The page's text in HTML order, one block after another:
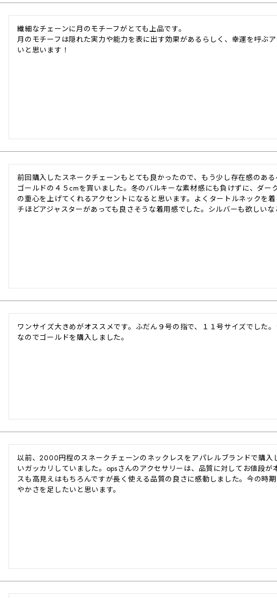
繊細なチェーンに月のモチーフがとても上品です。
月のモチーフは隠れた実力や能力を表に出す効果があるらしく、幸運を呼ぶ
いと思います！
前回購入したスネークチェーンもとても良かったので、もう少し存在感のあ
ゴールドの４５cmを買いました。冬のバルキーな素材感にも負けずに、ダー
の重心を上げてくれるアクセントになると思います。よくタートルネックを
チほどアジャスターがあっても良さそうな着用感でした。シルバーも欲しいな
ワンサイズ大きめがオススメです。ふだん９号の指で、１１号サイズでした
なのでゴールドを購入しました。
以前、2000円程のスネークチェーンのネックレスをアパレルブランドで購入
いガッカリしていました。opsさんのアクセサリーは、品質に対してお値段
スも高見えはもちろんですが長く使える品質の良さに感動しました。今の時
やかさを足したいと思います。